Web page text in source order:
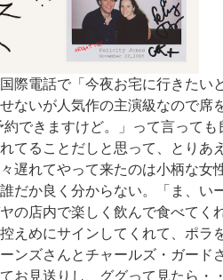
際電話で「今夜お宅に行きたい
ないが人気作の主演級なので席
約できますけど。」って言って
てることだしと思って、とりあ
遅れてやって来たのは小柄な女
だか良く分からない。「ま、い
の店内で楽しく飲んで食べてく
えめにサインしてくれて、ポラ
ンズさんとチャールズ・ガード
お見送りし、ググって見たら・